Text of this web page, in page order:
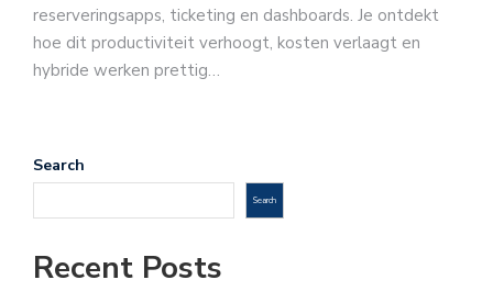
reserveringsapps, ticketing en dashboards. Je ontdekt
hoe dit productiviteit verhoogt, kosten verlaagt en
hybride werken prettig…
Search
Search
Recent Posts